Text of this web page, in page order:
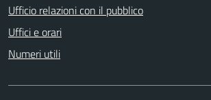
Ufficio relazioni con il pubblico
Uffici e orari
Numeri utili